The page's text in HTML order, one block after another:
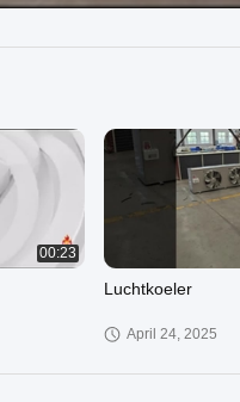
00:23
Luchtkoeler
April 24, 2025